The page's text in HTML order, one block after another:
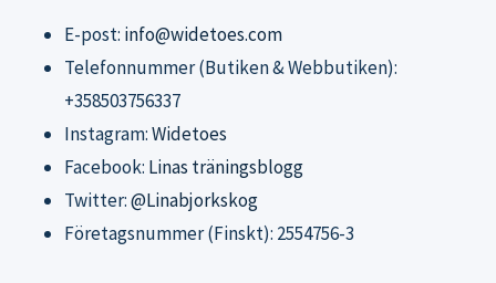
E-post: info@widetoes.com
Telefonnummer (Butiken & Webbutiken):
+358503756337
Instagram:Widetoes
Facebook: Linas träningsblogg
Twitter:@Linabjorkskog
Företagsnummer (Finskt): 2554756-3